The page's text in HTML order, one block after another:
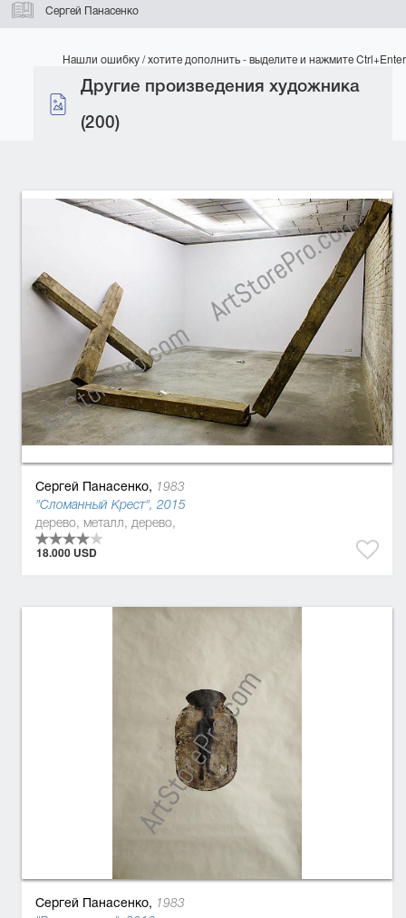
Сергей Панасенко
Нашли ошибку / хотите дополнить - выделите и нажмите Ctrl+Enter
Другие произведения художника
(200)
Сергей Панасенко, 1983
"Сломанный Крест", 2015
дерево, металл, дерево,
18.000 USD
Сергей Панасенко, 1983